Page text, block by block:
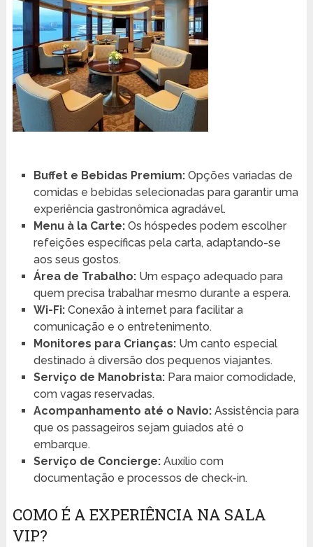
Buffet e Bebidas Premium:Opções variadas de
comidas e bebidas selecionadas para garantir uma
experiência gastronômica agradável.
Menu à la Carte:Os hóspedes podem escolher
refeições específicas pela carta, adaptando-se
aos seus gostos.
Área de Trabalho:Um espaço adequado para
quem precisa trabalhar mesmo durante a espera.
Wi-Fi:Conexão à internet para facilitar a
comunicação e o entretenimento.
Monitores para Crianças:Um canto especial
destinado à diversão dos pequenos viajantes.
Serviço de Manobrista:Para maior comodidade,
com vagas reservadas.
Acompanhamento até o Navio:Assistência para
que os passageiros sejam guiados até o
embarque.
Serviço de Concierge:Auxílio com
documentação e processos de check-in.
COMO É A EXPERIÊNCIA NA SALA
VIP?